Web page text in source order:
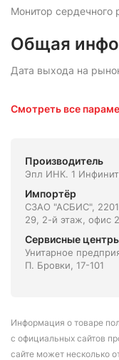
Монитор сердечного
Общая
Дата выхода на
Смотреть все
Производитель
Эпл ИНК. 1
Импортёр
СЗАО "АСБИС",
29, 2-й этаж, офис
Сервисные
Унитарное
П. Бровки, 17-101
Информация о товаре
с официальных сайтов
сайте может несколько